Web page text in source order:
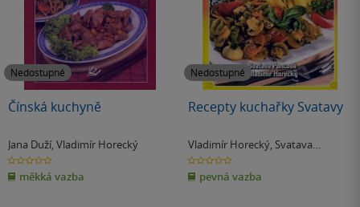
Nedostupné
Čínská kuchyně
Jana Duží, Vladimír Horecký
0.0
z
5
hvězdiček
měkká vazba
Nedostupné
Recepty kuchařky Svatavy
Vladimír Horecký, Svatava
Poncová
0.0
z
5
hvězdiček
pevná vazba